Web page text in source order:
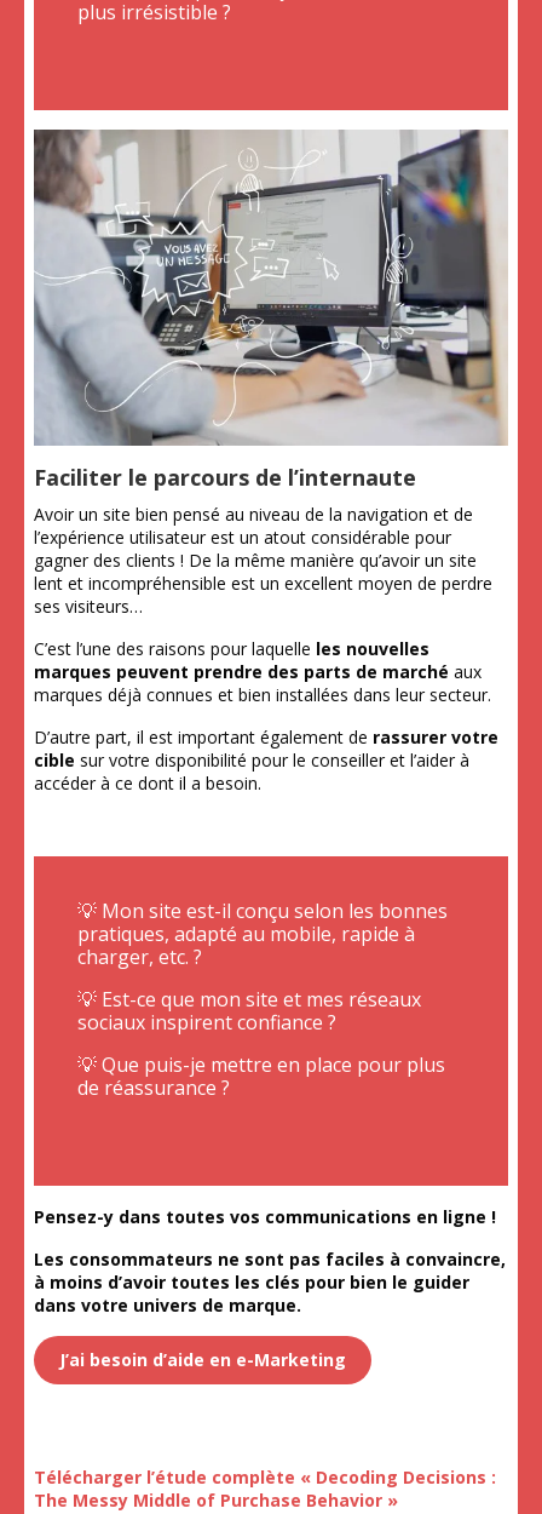
plus irrésistible ?
Faciliter le parcours de l’internaute
Avoir un site bien pensé au niveau de la navigation et de
l’expérience utilisateur est un atout considérable pour
gagner des clients ! De la même manière qu’avoir un site
lent et incompréhensible est un excellent moyen de perdre
ses visiteurs…
C’est l’une des raisons pour laquelle les nouvelles
marques peuvent prendre des parts de marché aux
marques déjà connues et bien installées dans leur secteur.
D’autre part, il est important également de rassurer votre
cible sur votre disponibilité pour le conseiller et l’aider à
accéder à ce dont il a besoin.
💡 Mon site est-il conçu selon les bonnes
pratiques, adapté au mobile, rapide à
charger, etc. ?
💡 Est-ce que mon site et mes réseaux
sociaux inspirent confiance ?
💡 Que puis-je mettre en place pour plus
de réassurance ?
Pensez-y dans toutes vos communications en ligne !
Les consommateurs ne sont pas faciles à convaincre,
à moins d’avoir toutes les clés pour bien le guider
dans votre univers de marque.
J’ai besoin d’aide en e-Marketing
Télécharger l’étude complète « Decoding Decisions :
The Messy Middle of Purchase Behavior »